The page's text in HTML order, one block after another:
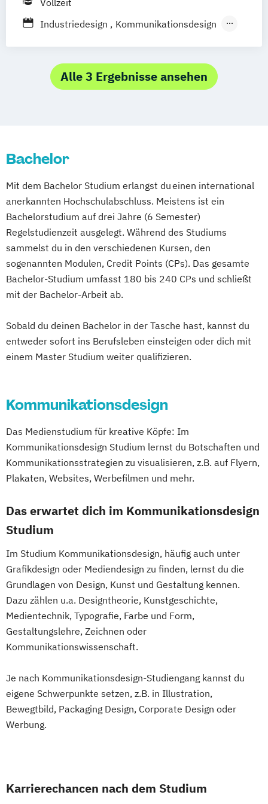
Heidelberg
Prozess- und Produktdesign
Tourismusmanagement UX-Design
Wirtschaftspsychologie
Wirtschaftspsychologie mit Schwerpunkt
Vollzeit
Industriedesign
Kommunikationsdesign
Alle 3 Ergebnisse ansehen
Bachelor
Mit dem Bachelor Studium erlangst du einen international
anerkannten Hochschulabschluss. Meistens ist ein
Bachelorstudium auf drei Jahre (6 Semester)
Regelstudienzeit ausgelegt. Während des Studiums
sammelst du in den verschiedenen Kursen, den
sogenannten Modulen, Credit Points (CPs). Das gesamte
Bachelor-Studium umfasst 180 bis 240 CPs und schließt
mit der Bachelor-Arbeit ab.
Sobald du deinen Bachelor in der Tasche hast, kannst du
entweder sofort ins Berufsleben einsteigen oder dich mit
einem Master Studium weiter qualifizieren.
Kommunikationsdesign
Das Medienstudium für kreative Köpfe: Im
Kommunikationsdesign Studium lernst du Botschaften und
Kommunikationsstrategien zu visualisieren, z.B. auf Flyern,
Plakaten, Websites, Werbefilmen und mehr.
Das erwartet dich im Kommunikationsdesign
Studium
Im Studium Kommunikationsdesign, häufig auch unter
Grafikdesign oder Mediendesign zu finden, lernst du die
Grundlagen von Design, Kunst und Gestaltung kennen.
Dazu zählen u.a. Designtheorie, Kunstgeschichte,
Medientechnik, Typografie, Farbe und Form,
Gestaltungslehre, Zeichnen oder
Kommunikationswissenschaft.
Je nach Kommunikationsdesign-Studiengang kannst du
eigene Schwerpunkte setzen, z.B. in Illustration,
Bewegtbild, Packaging Design, Corporate Design oder
Werbung.
Karrierechancen nach dem Studium